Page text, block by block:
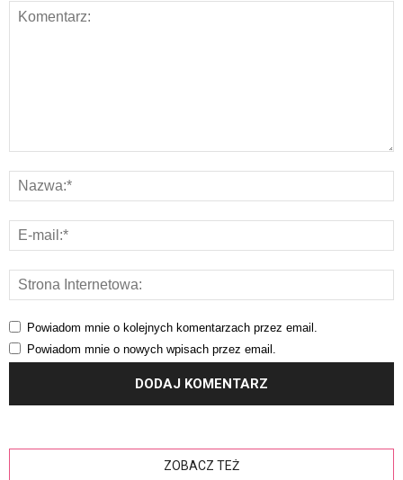
Powiadom mnie o kolejnych komentarzach przez email.
Powiadom mnie o nowych wpisach przez email.
ZOBACZ TEŻ